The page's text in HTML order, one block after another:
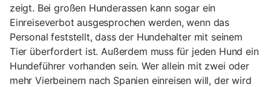
zeigt. Bei großen Hunderassen kann sogar ein
Einreiseverbot ausgesprochen werden, wenn das
Personal feststellt, dass der Hundehalter mit seinem
Tier überfordert ist. Außerdem muss für jeden Hund ein
Hundeführer vorhanden sein. Wer allein mit zwei oder
mehr Vierbeinern nach Spanien einreisen will, der wird